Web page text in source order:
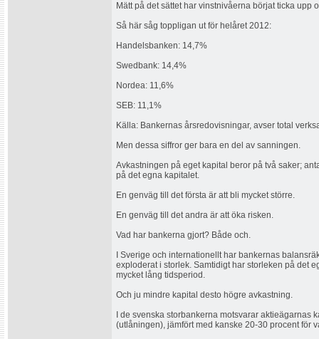
Mätt på det sättet har vinstnivåerna börjat ticka upp
Så här såg toppligan ut för helåret 2012:
Handelsbanken: 14,7%
Swedbank: 14,4%
Nordea: 11,6%
SEB: 11,1%
Källa: Bankernas årsredovisningar, avser total
Men dessa siffror ger bara en del av sanningen.
Avkastningen på eget kapital beror på två saker;
på det egna kapitalet.
En genväg till det första är att bli mycket större.
En genväg till det andra är att öka risken.
Vad har bankerna gjort? Både och.
I Sverige och internationellt har bankernas
exploderat i storlek. Samtidigt har storleken på det
mycket lång tidsperiod.
Och ju mindre kapital desto högre avkastning.
I de svenska storbankerna motsvarar aktieägarnas
(utlåningen), jämfört med kanske 20-30 procent för